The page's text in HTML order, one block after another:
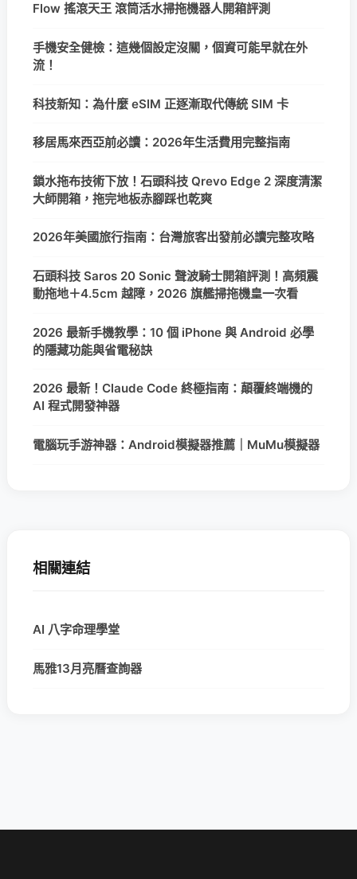
Flow 搖滾天王 滾筒活水掃拖機器人開箱評測
手機安全健檢：這幾個設定沒關，個資可能早就在外
流！
科技新知：為什麼 eSIM 正逐漸取代傳統 SIM 卡
移居馬來西亞前必讀：2026年生活費用完整指南
鎖水拖布技術下放！石頭科技 Qrevo Edge 2 深度清潔
大師開箱，拖完地板赤腳踩也乾爽
2026年美國旅行指南：台灣旅客出發前必讀完整攻略
石頭科技 Saros 20 Sonic 聲波騎士開箱評測！高頻震
動拖地＋4.5cm 越障，2026 旗艦掃拖機皇一次看
2026 最新手機教學：10 個 iPhone 與 Android 必學
的隱藏功能與省電秘訣
2026 最新！Claude Code 終極指南：顛覆終端機的
AI 程式開發神器
電腦玩手游神器：Android模擬器推薦｜MuMu模擬器
相關連結
AI 八字命理學堂
馬雅13月亮曆查詢器